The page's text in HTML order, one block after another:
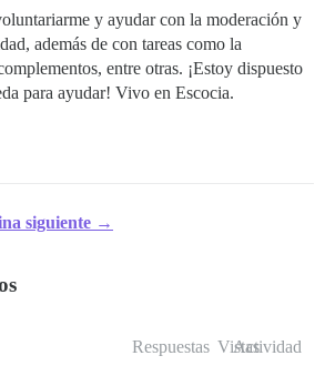
y ayudar con la moderación y
además de con tareas como la
entre otras. ¡Estoy dispuesto
para ayudar! Vivo en Escocia.
siguiente →
Respuestas Vistas
Actividad